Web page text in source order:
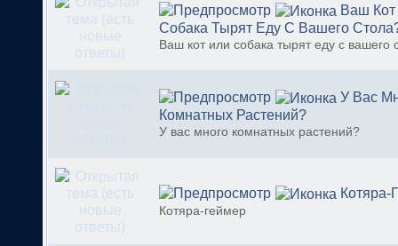
Ваш
Собака Тырят Еду С Вашего
Ваш кот или собака тырят еду с вашего
У Вас
Комнатных Растений?
У вас много комнатных растений?
Котяра-
Котяра-геймер